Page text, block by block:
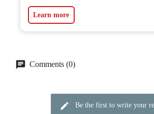
Learn more
Comments (0)
Be the first to write your